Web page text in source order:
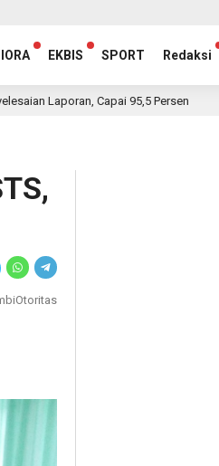
EKBIS SPORT Redaksi
Capai 95,5 Persen 1 hari lalu